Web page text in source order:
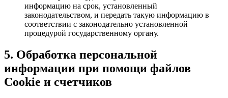
информацию на срок, установленный
законодательством, и передать такую информацию в
соответствии с законодательно установленной
процедурой государственному органу.
5. Обработка персональной
информации при помощи файлов
Cookie и счетчиков